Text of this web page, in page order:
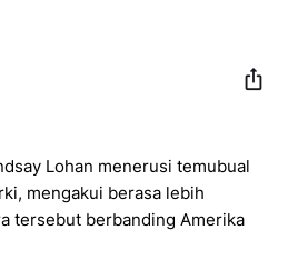
Lohan menerusi temubual
mengakui berasa lebih
tersebut berbanding Amerika